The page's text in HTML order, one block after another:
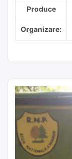
Produce
Organizare: